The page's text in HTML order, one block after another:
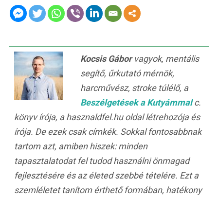
Kocsis Gáborvagyok, mentális
segítő, űrkutató mérnök,
harcművész, stroke túlélő, a
Beszélgetések a Kutyámmalc.
könyv írója, a hasznaldfel.hu oldal létrehozója és
írója. De ezek csak címkék. Sokkal fontosabbnak
tartom azt, amiben hiszek: minden
tapasztalatodat fel tudod használni önmagad
fejlesztésére és az életed szebbé tételére. Ezt a
szemléletet tanítom érthető formában, hatékony